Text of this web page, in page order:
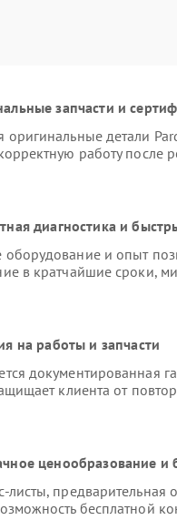
запчасти и
оригинальные детали
работу после
диагностика и
и опыт
в кратчайшие сроки,
на работы и запчасти
документированная
клиента от
ценообразование и
листы, предварительная
бесплатной